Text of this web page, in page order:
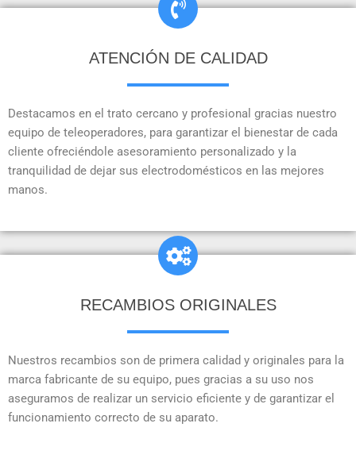
ATENCIÓN DE CALIDAD
Destacamos en el trato cercano y profesional gracias nuestro
equipo de teleoperadores, para garantizar el bienestar de cada
cliente ofreciéndole asesoramiento personalizado y la
tranquilidad de dejar sus electrodomésticos en las mejores
manos.
RECAMBIOS ORIGINALES
Nuestros recambios son de primera calidad y originales para la
marca fabricante de su equipo, pues gracias a su uso nos
aseguramos de realizar un servicio eficiente y de garantizar el
funcionamiento correcto de su aparato.